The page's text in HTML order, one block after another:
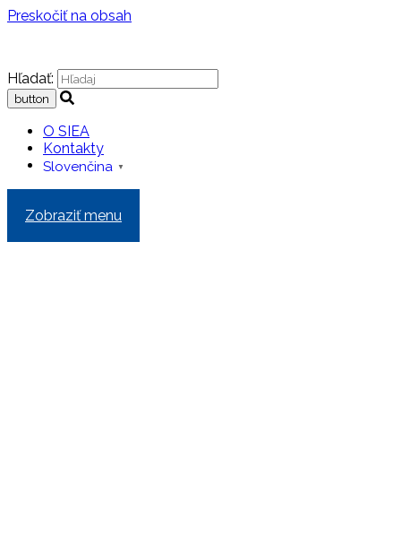
Preskočiť na obsah
Hľadať:
O SIEA
Kontakty
Slovenčina ▼
Zobraziť menu